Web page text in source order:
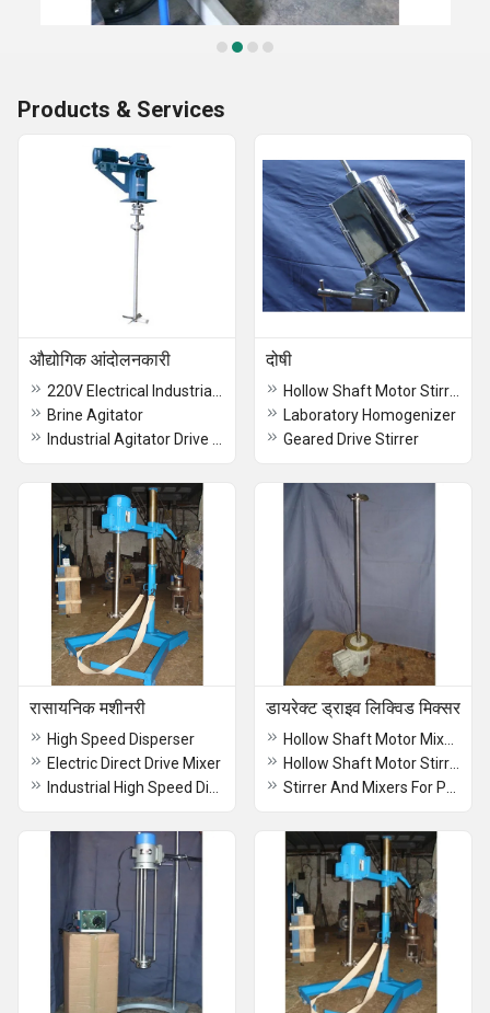
Products & Services
औद्योगिक आंदोलनकारी
Brine Agitator
दोषी
Laboratory Homogenizer
Geared Drive Stirrer
रासायनिक मशीनरी
High Speed Disperser
Electric Direct Drive Mixer
डायरेक्ट ड्राइव लिक्विड मिक्सर